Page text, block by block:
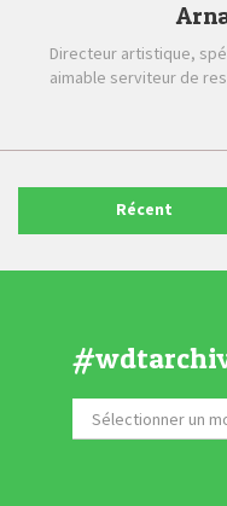
Directeur artistique,
aimable serviteur de
Récent